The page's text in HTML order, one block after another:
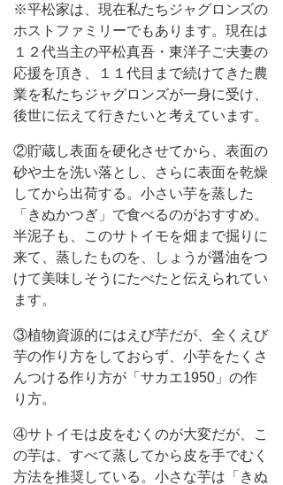
※平松家は、現在私たちジャグロンズの
ホストファミリーでもあります。現在は
１２代当主の平松真吾・東洋子ご夫妻の
応援を頂き、１１代目まで続けてきた農
業を私たちジャグロンズが一身に受け、
後世に伝えて行きたいと考えています。
②貯蔵し表面を硬化させてから、表面の
砂や土を洗い落とし、さらに表面を乾燥
してから出荷する。小さい芋を蒸した
「きぬかつぎ」で食べるのがおすすめ。
半泥子も、このサトイモを畑まで掘りに
来て、蒸したものを、しょうが醤油をつ
けて美味しそうにたべたと伝えられてい
ます。
③植物資源的にはえび芋だが、全くえび
芋の作り方をしておらず、小芋をたくさ
んつける作り方が「サカエ1950」の作
り方。
④サトイモは皮をむくのが大変だが、こ
の芋は、すべて蒸してから皮を手でむく
方法を推奨している。小さな芋は「きぬ